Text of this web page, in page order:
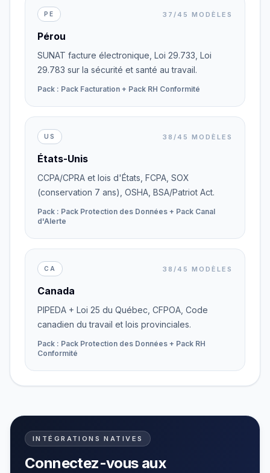
PE 37/45 MODÈLES
Pérou
SUNAT facture électronique, Loi 29.733, Loi
29.783 sur la sécurité et santé au travail.
Pack : Pack Facturation + Pack RH Conformité
US 38/45 MODÈLES
États-Unis
CCPA/CPRA et lois d'États, FCPA, SOX
(conservation 7 ans), OSHA, BSA/Patriot Act.
Pack : Pack Protection des Données + Pack Canal
d'Alerte
CA 38/45 MODÈLES
Canada
PIPEDA + Loi 25 du Québec, CFPOA, Code
canadien du travail et lois provinciales.
Pack : Pack Protection des Données + Pack RH
Conformité
INTÉGRATIONS NATIVES
Connectez-vous aux